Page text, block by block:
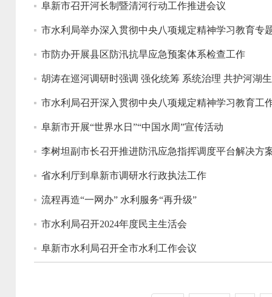
阜新市召开河长制暨清河行动工作推进会议
市水利局举办深入贯彻中央八项规定精神学习教育专
市防办开展县区防汛抗旱应急预案体系检查工作
胡涛在巡河调研时强调 强化统筹 系统治理 共护河湖
市水利局召开深入贯彻中央八项规定精神学习教育工
阜新市开展“世界水日”“中国水周”宣传活动
李树坦副市长召开推进防汛应急指挥调度平台解决方
省水利厅到阜新市调研水行政执法工作
流程再造“一网办” 水利服务“再升级”
市水利局召开2024年度民主生活会
阜新市水利局召开全市水利工作会议